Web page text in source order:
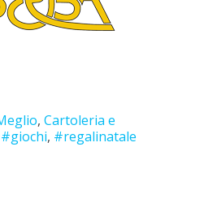
, Cartoleria e
#giochi, #regalinatale